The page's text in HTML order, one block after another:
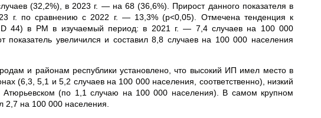
(32,2%), в 2023 г. — на 68 (36,6%). Прирост данного показателя в
г. по сравнению с 2022 г. — 13,3% (р<0,05). Отмечена тенденция к
D 44) в РМ в изучаемый период: в 2021 г. — 7,4 случаев на 100 000
увеличился и составил 8,8 случаев на 100 000 населения
и районам республики установлено, что высокий ИП имел место в
(6,3, 5,1 и 5,2 случаев на 100 000 населения, соответственно), низкий
(по 1,1 случаю на 100 000 населения). В самом крупном
2,7 на 100 000 населения.